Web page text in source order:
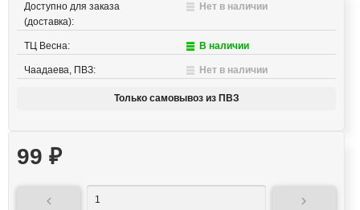
Доступно для заказа
(доставка):
Нет в наличии
ТЦ Весна: В наличии
Чаадаева, ПВЗ: Нет в наличии
Только самовывоз из ПВЗ
99 ₽
 